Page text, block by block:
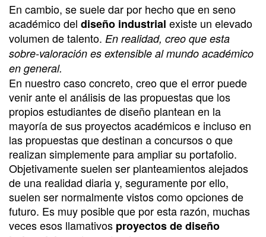
En cambio, se suele dar por hecho que en seno
académico del diseño industrial existe un elevado
volumen de talento. En realidad, creo que esta
sobre-valoración es extensible al mundo académico
en general.
En nuestro caso concreto, creo que el error puede
venir ante el análisis de las propuestas que los
propios estudiantes de diseño plantean en la
mayoría de sus proyectos académicos e incluso en
las propuestas que destinan a concursos o que
realizan simplemente para ampliar su portafolio.
Objetivamente suelen ser planteamientos alejados
de una realidad diaria y, seguramente por ello,
suelen ser normalmente vistos como opciones de
futuro. Es muy posible que por esta razón, muchas
veces esos llamativos proyectos de diseño